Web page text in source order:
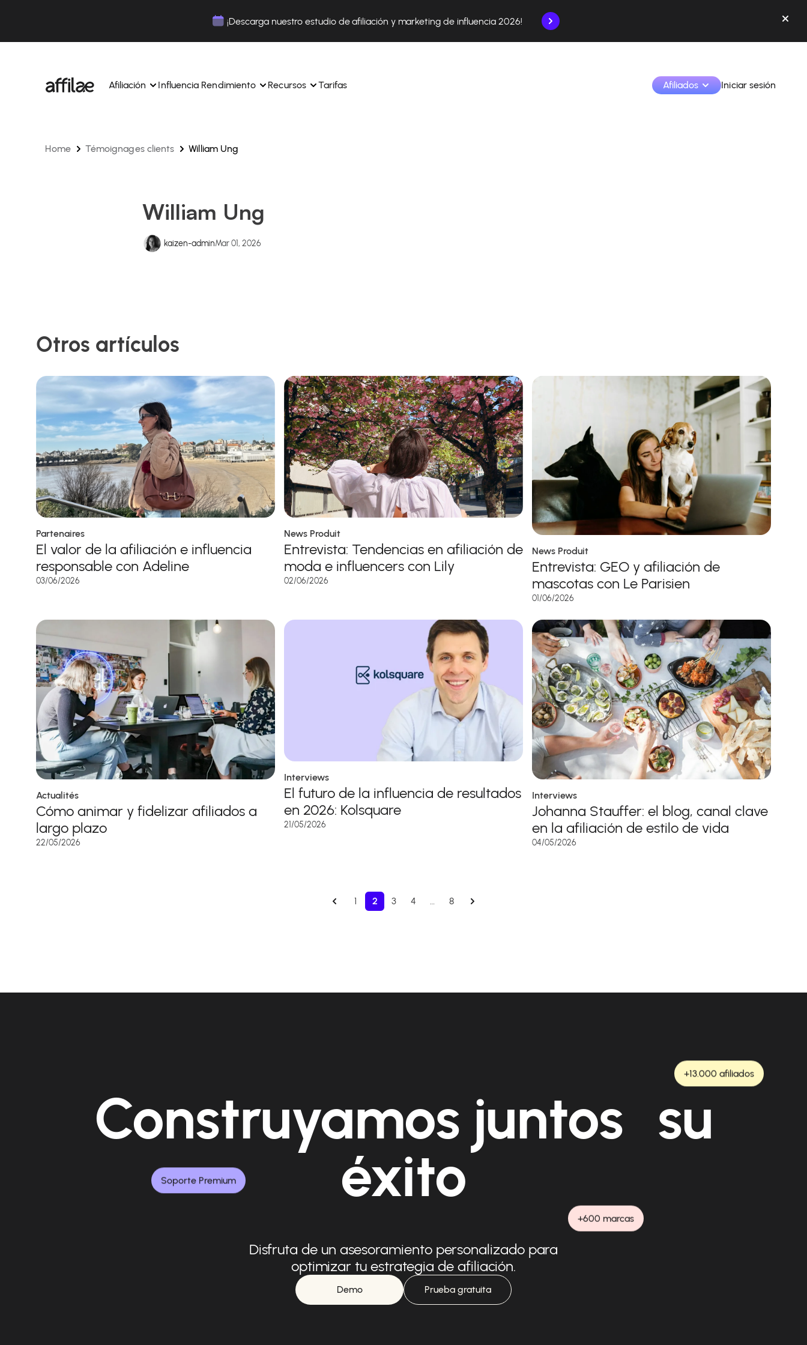
¡Descarga nuestro estudio de afiliación y marketing de influencia 2026!
Afiliación
Gestione sus campañas y afiliados desde una única
afiliados con total sencillez.
Monitoriza y gestiona los pagos de tus afiliados con
Influencia Rendimiento
Gestiona tus campañas y TikTok Shop desde un solo
colaboraciones desde la aplicación.
Monitoriza y gestiona los pagos de tus afiliados con
Recursos Tarifas Afiliados Iniciar sesión
Home Témoignages clients William Ung
William Ung
kaizen-adminMar 01, 2026
Otros artículos
Partenaires
El valor de la afiliación e influencia
responsable con Adeline
03/06/2026
News Produit
Entrevista: Tendencias en afiliación de
moda e influencers con Lily
02/06/2026
News Produit
Entrevista: GEO y afiliación de
mascotas con Le Parisien
01/06/2026
Actualités
Cómo animar y fidelizar afiliados a
largo plazo
22/05/2026
Interviews
El futuro de la influencia de resultados
en 2026: Kolsquare
21/05/2026
Interviews
Johanna Stauffer: el blog, canal clave
en la afiliación de estilo de vida
04/05/2026
1 2 3 4 8
Construyamos juntos su
éxito
Soporte Premium
+600 marcas
+13.000 afiliados
Disfruta de un asesoramiento personalizado para
optimizar tu estrategia de afiliación.
Demo Prueba gratuita